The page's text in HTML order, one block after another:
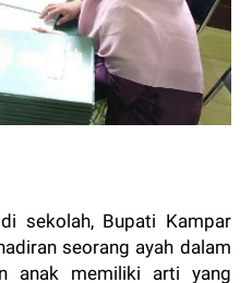
sekolah, Bupati Kampar
seorang ayah dalam
anak memiliki arti yang